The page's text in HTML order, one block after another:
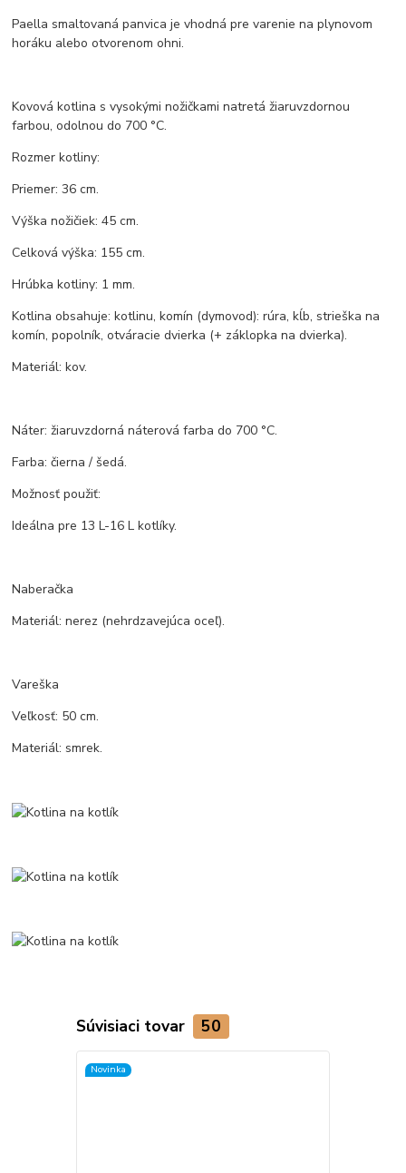
Paella smaltovaná panvica je vhodná pre varenie na plynovom
horáku alebo otvorenom ohni.
Kovová kotlina s vysokými nožičkami natretá žiaruvzdornou
farbou, odolnou do 700 °C.
Rozmer kotliny:
Priemer: 36 cm.
Výška nožičiek: 45 cm.
Celková výška: 155 cm.
Hrúbka kotliny: 1 mm.
Kotlina obsahuje: kotlinu, komín (dymovod): rúra, kĺb, strieška na
komín, popolník, otváracie dvierka (+ záklopka na dvierka).
Materiál: kov.
Náter: žiaruvzdorná náterová farba do 700 °C.
Farba: čierna / šedá.
Možnosť použiť:
Ideálna pre 13 L-16 L kotlíky.
Naberačka
Materiál: nerez (nehrdzavejúca oceľ).
Vareška
Veľkosť: 50 cm.
Materiál: smrek.
Súvisiaci tovar 50
Novinka